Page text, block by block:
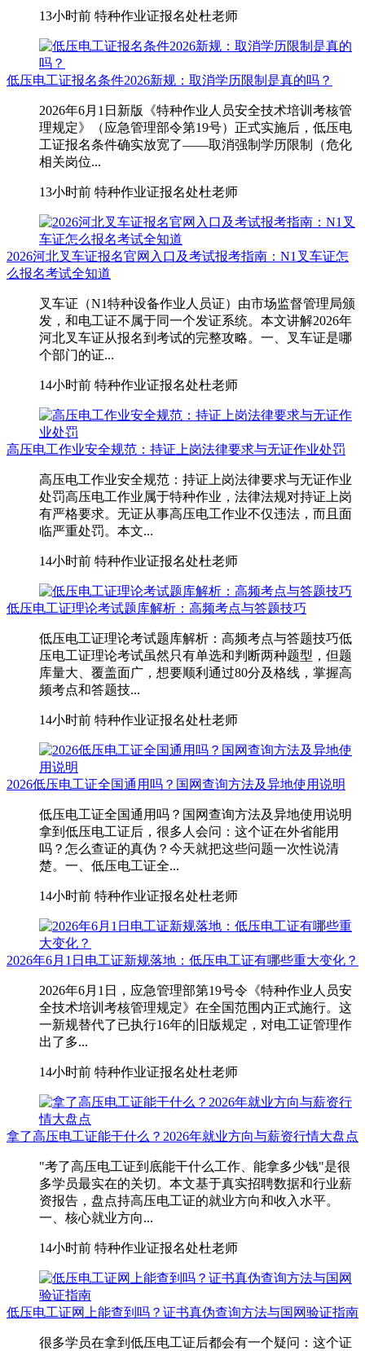
13小时前 特种作业证报名处杜老师
低压电工证报名条件2026新规：取消学历限制是真的吗？
2026年6月1日新版《特种作业人员安全技术培训考核管
理规定》（应急管理部令第19号）正式实施后，低压电
工证报名条件确实放宽了——取消强制学历限制（危化
相关岗位...
13小时前 特种作业证报名处杜老师
2026河北叉车证报名官网入口及考试报考指南：N1叉车证怎
么报名考试全知道
叉车证（N1特种设备作业人员证）由市场监督管理局颁
发，和电工证不属于同一个发证系统。本文讲解2026年
河北叉车证从报名到考试的完整攻略。一、叉车证是哪
个部门的证...
14小时前 特种作业证报名处杜老师
高压电工作业安全规范：持证上岗法律要求与无证作业处罚
高压电工作业安全规范：持证上岗法律要求与无证作业
处罚高压电工作业属于特种作业，法律法规对持证上岗
有严格要求。无证从事高压电工作业不仅违法，而且面
临严重处罚。本文...
14小时前 特种作业证报名处杜老师
低压电工证理论考试题库解析：高频考点与答题技巧
低压电工证理论考试题库解析：高频考点与答题技巧低
压电工证理论考试虽然只有单选和判断两种题型，但题
库量大、覆盖面广，想要顺利通过80分及格线，掌握高
频考点和答题技...
14小时前 特种作业证报名处杜老师
2026低压电工证全国通用吗？国网查询方法及异地使用说明
低压电工证全国通用吗？国网查询方法及异地使用说明
拿到低压电工证后，很多人会问：这个证在外省能用
吗？怎么查证的真伪？今天就把这些问题一次性说清
楚。一、低压电工证全...
14小时前 特种作业证报名处杜老师
2026年6月1日电工证新规落地：低压电工证有哪些重大变化？
2026年6月1日，应急管理部第19号令《特种作业人员安
全技术培训考核管理规定》在全国范围内正式施行。这
一新规替代了已执行16年的旧版规定，对电工证管理作
出了多...
14小时前 特种作业证报名处杜老师
拿了高压电工证能干什么？2026年就业方向与薪资行情大盘点
"考了高压电工证到底能干什么工作、能拿多少钱"是很
多学员最实在的关切。本文基于真实招聘数据和行业薪
资报告，盘点持高压电工证的就业方向和收入水平。
一、核心就业方向...
14小时前 特种作业证报名处杜老师
低压电工证网上能查到吗？证书真伪查询方法与国网验证指南
很多学员在拿到低压电工证后都会有一个疑问：这个证